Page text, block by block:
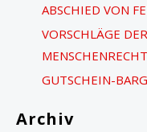
ABSCHIED VON
VORSCHLÄGE DER
ENSCHENRECHTE
GUTSCHEIN-
Archiv